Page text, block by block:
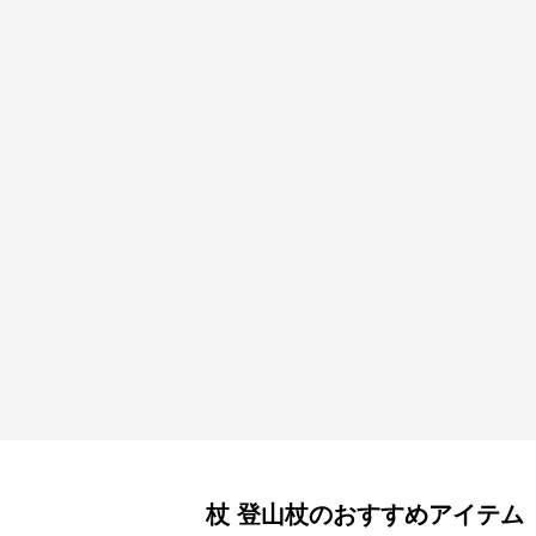
杖 登山杖のおすすめアイテム